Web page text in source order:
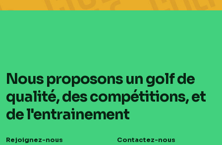
Nous proposons un golf de
qualité, des compétitions, et
de l'entrainement
Rejoignez-nous Contactez-nous